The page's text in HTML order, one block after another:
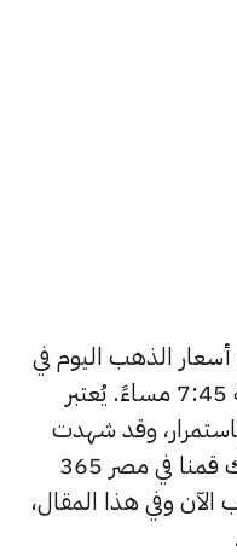
الذهب اليوم في
مصر ليوم الأثنين 9 فبراير الساعة 7:45 مساءً. يُعتبر
وقد شهدت
أسعار الذهب تغيرات كثيرة، لذلك قمنا في مصر 365
الآن وفي هذا المقال،